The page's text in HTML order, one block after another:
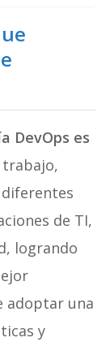
DevOps es
trabajo,
de TI,
logrando
adoptar una
y